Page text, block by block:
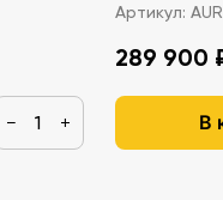
− +
Артикул:
289 900
В